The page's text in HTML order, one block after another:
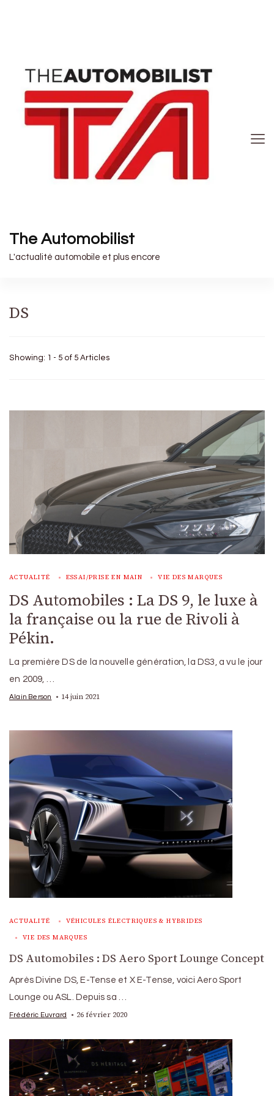
The Automobilist
L'actualité automobile et plus encore
DS
Showing: 1 - 5 of 5 Articles
ACTUALITÉ ESSAI/PRISE EN MAIN VIE DES MARQUES
DS Automobiles : La DS 9, le luxe à
la française ou la rue de Rivoli à
Pékin.
La première DS de la nouvelle génération, la DS3, a vu le jour
en 2009, …
Alain Berson 14 juin 2021
ACTUALITÉ VÉHICULES ÉLECTRIQUES & HYBRIDES
VIE DES MARQUES
DS Automobiles : DS Aero Sport Lounge Concept
Après Divine DS, E-Tense et X E-Tense, voici Aero Sport
Lounge ou ASL. Depuis sa …
Frédéric Euvrard 26 février 2020